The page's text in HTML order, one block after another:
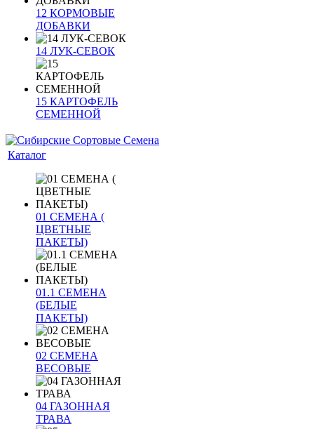
12 КОРМОВЫЕ
ДОБАВКИ
14 ЛУК-СЕВОК
15 КАРТОФЕЛЬ
СЕМЕННОЙ
Каталог
01 СЕМЕНА (
ЦВЕТНЫЕ
ПАКЕТЫ)
01.1 СЕМЕНА
(БЕЛЫЕ
ПАКЕТЫ)
02 СЕМЕНА
ВЕСОВЫЕ
04 ГАЗОННАЯ
ТРАВА